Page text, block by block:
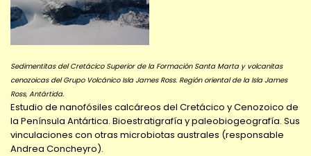
Sedimentitas del Cretácico Superior de la Formación Santa Marta y volcanitas
cenozoicas del Grupo Volcánico Isla James Ross. Región oriental de la Isla James
Ross, Antártida.
Estudio de nanofósiles calcáreos del Cretácico y Cenozoico de
la Península Antártica. Bioestratigrafía y paleobiogeografía. Sus
vinculaciones con otras microbiotas australes (responsable
Andrea Concheyro).